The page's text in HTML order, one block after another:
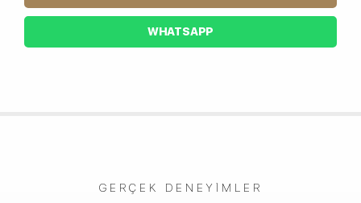
WHATSAPP
GERÇEK DENEYIMLER